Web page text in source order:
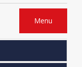
Menu